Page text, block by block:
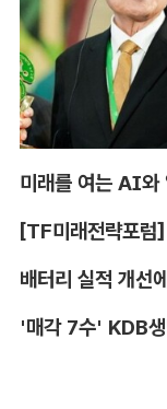
배터리 실적 개선